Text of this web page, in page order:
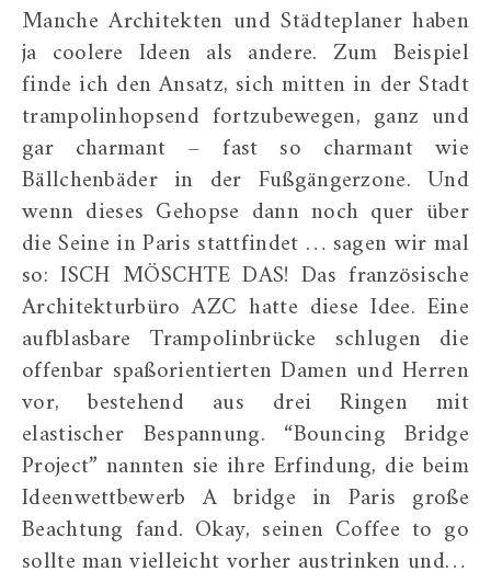
Manche Architekten und Städteplaner haben
ja coolere Ideen als andere. Zum Beispiel
finde ich den Ansatz, sich mitten in der Stadt
trampolinhopsend fortzubewegen, ganz und
gar charmant – fast so charmant wie
Bällchenbäder in der Fußgängerzone. Und
wenn dieses Gehopse dann noch quer über
die Seine in Paris stattfindet … sagen wir mal
so: ISCH MÖSCHTE DAS! Das französische
Architekturbüro AZC hatte diese Idee. Eine
aufblasbare Trampolinbrücke schlugen die
offenbar spaßorientierten Damen und Herren
vor, bestehend aus drei Ringen mit
elastischer Bespannung. “Bouncing Bridge
Project” nannten sie ihre Erfindung, die beim
Ideenwettbewerb A bridge in Paris große
Beachtung fand. Okay, seinen Coffee to go
sollte man vielleicht vorher austrinken und…